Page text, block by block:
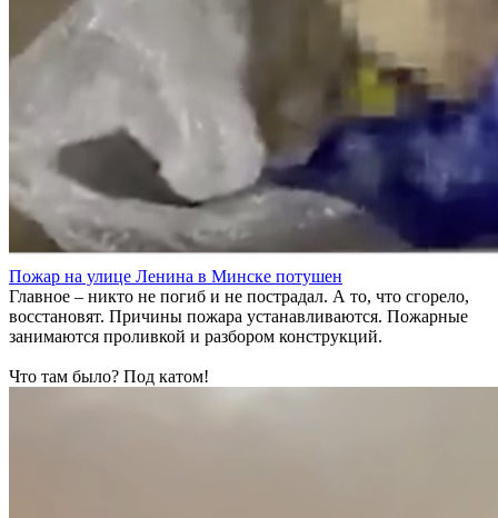
Пожар на улице Ленина в Минске потушен
Главное – никто не погиб и не пострадал. А то, что сгорело,
восстановят. Причины пожара устанавливаются. Пожарные
занимаются проливкой и разбором конструкций.
Что там было? Под катом!